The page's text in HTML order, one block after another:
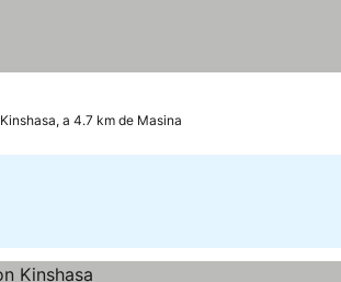
Kinshasa, a 4.7 km de Masina